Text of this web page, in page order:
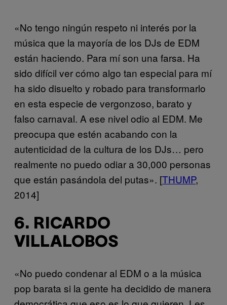
«No tengo ningún respeto ni interés por la
música que la mayoría de los DJs de EDM
están haciendo. Para mí son una farsa. Ha
sido difícil ver cómo algo tan especial para mí
ha sido disuelto y robado para transformarlo
en esta especie de vergonzoso, barato y
falso carnaval. A ese nivel odio al EDM. Me
preocupa que estén acabando con la
autenticidad de la cultura de los DJs… pero
realmente no puedo odiar a 30,000 personas
que están pasándola del putas». [THUMP,
2014]
6. RICARDO
VILLALOBOS
«No puedo condenar al EDM o a la música
pop barata si la gente ha decidido de manera